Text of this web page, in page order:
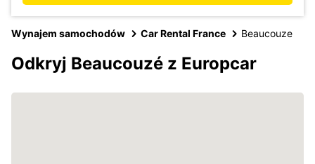
Wynajem samochodów Car Rental France Beaucouze
Odkryj Beaucouzé z Europcar